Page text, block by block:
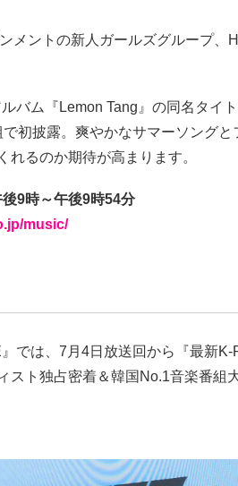
メントの新人ガールズグループ、
バム『Lemon Tang』の同名タイ
で初披露。爽やかなサマーソング
れるのか期待が高まります。
9時～午後9時54分
music/
では、7月4日放送回から『最新K-
スト独占密着＆韓国No.1音楽番組